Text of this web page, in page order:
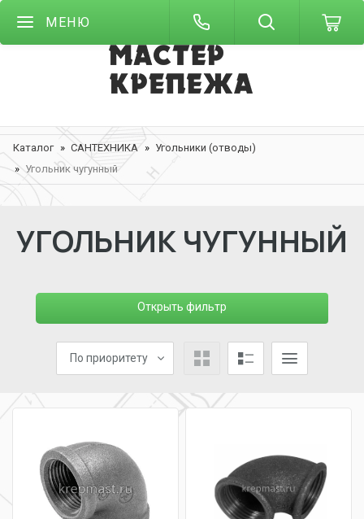
МЕНЮ
Каталог САНТЕХНИКА
Угольники (отводы)
Угольник чугунный
УГОЛЬНИК ЧУГУННЫЙ
Открыть фильтр
По приоритету